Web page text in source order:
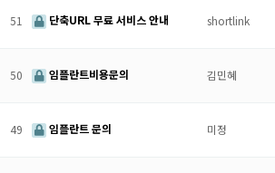
51 단축URL 무료 서비스 안내 shortlink
50 임플란트비용문의 김민혜
49 임플란트 문의 미정